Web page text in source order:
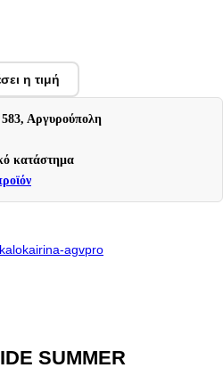
η τιμή
Αργυρούπολη
κατάστημα
agvpro
SUMMER